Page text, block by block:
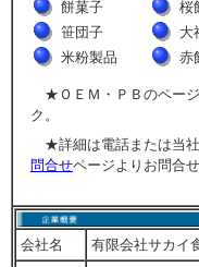
餅菓子
桜
笹団子
大
米粉製品
赤
★ＯＥＭ・ＰＢのペー
ク。
★詳細は電話または当
問合せページよりお問合せ
会社名
有限会社サカイ